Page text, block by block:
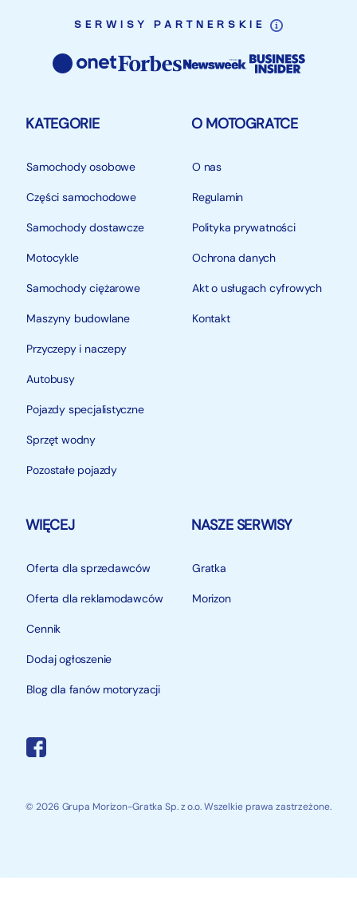
SERWISY PARTNERSKIE
KATEGORIE
Samochody osobowe
Części samochodowe
Samochody dostawcze
Motocykle
Samochody ciężarowe
Maszyny budowlane
Przyczepy i naczepy
Autobusy
Pojazdy specjalistyczne
Sprzęt wodny
Pozostałe pojazdy
O MOTOGRATCE
O nas
Regulamin
Polityka prywatności
Ochrona danych
Akt o usługach cyfrowych
Kontakt
WIĘCEJ
Oferta dla sprzedawców
Oferta dla reklamodawców
Cennik
Dodaj ogłoszenie
Blog dla fanów motoryzacji
NASZE SERWISY
Gratka
Morizon
© 2026 Grupa Morizon-Gratka Sp. z o.o. Wszelkie prawa zastrzeżone.